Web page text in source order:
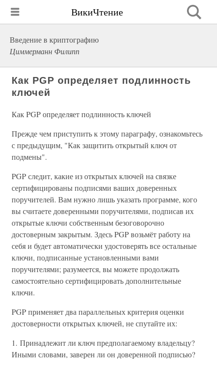
ВикиЧтение
Введение в криптографию
Циммерманн Филипп
Как PGP определяет подлинность
ключей
Как PGP определяет подлинность ключей
Прежде чем приступить к этому параграфу, ознакомьтесь
с предыдущим, "Как защитить открытый ключ от
подмены".
PGP следит, какие из открытых ключей на связке
сертифицированы подписями ваших доверенных
поручителей. Вам нужно лишь указать программе, кого
вы считаете доверенными поручителями, подписав их
открытые ключи собственным безоговорочно
достоверным закрытым. Здесь PGP возьмёт работу на
себя и будет автоматически удостоверять все остальные
ключи, подписанные установленными вами
поручителями; разумеется, вы можете продолжать
самостоятельно сертифицировать дополнительные
ключи.
PGP применяет два параллельных критерия оценки
достоверности открытых ключей, не спутайте их:
1. Принадлежит ли ключ предполагаемому владельцу?
Иными словами, заверен ли он доверенной подписью?